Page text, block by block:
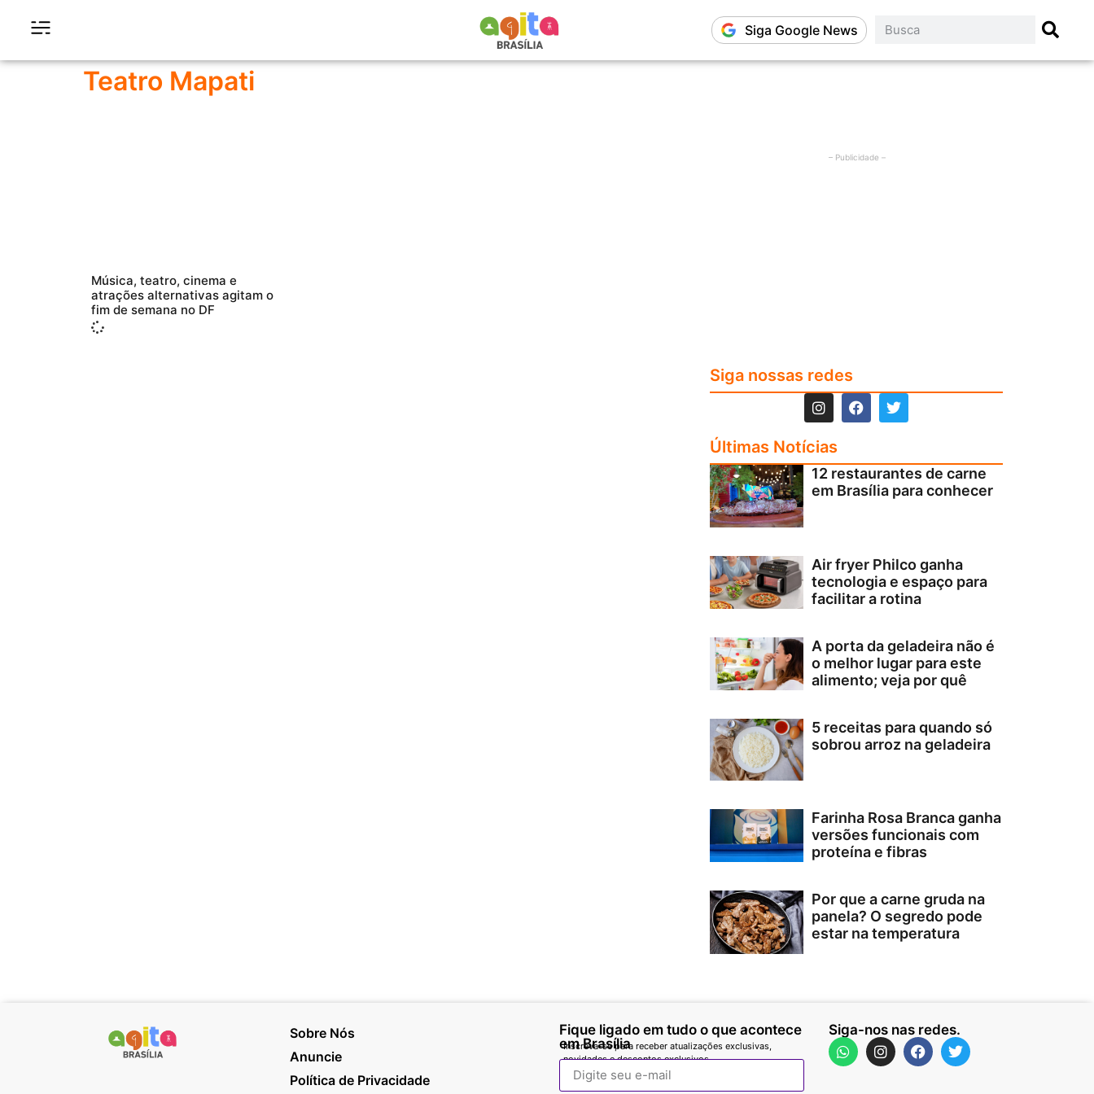
Siga Google News
Teatro Mapati
Música, teatro, cinema e
atrações alternativas agitam o
fim de semana no DF
– Publicidade –
Siga nossas redes
Últimas Notícias
12 restaurantes de carne
em Brasília para conhecer
Air fryer Philco ganha
tecnologia e espaço para
facilitar a rotina
A porta da geladeira não é
o melhor lugar para este
alimento; veja por quê
5 receitas para quando só
sobrou arroz na geladeira
Farinha Rosa Branca ganha
versões funcionais com
proteína e fibras
Por que a carne gruda na
panela? O segredo pode
estar na temperatura
Sobre Nós
Anuncie
Política de Privacidade
Fique ligado em tudo o que acontece
em Brasília
Inscreva-se para receber atualizações exclusivas,
novidades e descontos exclusivos.
Siga-nos nas redes.